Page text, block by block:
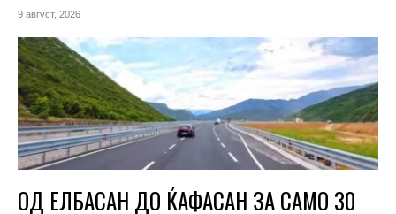
9 август, 2026
ОД ЕЛБАСАН ДО ЌАФАСАН ЗА САМО 30